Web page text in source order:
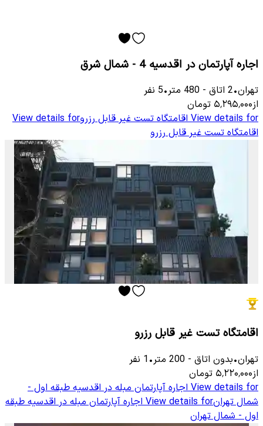
اجاره آپارتمان در اقدسیه 4 - شمال شرق
تهران•
2 اتاق -
480 متر•
5 نفر
از۵٬۲۹۵٬۰۰۰ تومان
View details for اقامتگاه تست غیر قابل رزروView details for
اقامتگاه تست غیر قابل رزرو
اقامتگاه تست غیر قابل رزرو
تهران•بدون اتاق -
200 متر•
1 نفر
از۵٬۲۲۰٬۰۰۰ تومان
View details for اجاره آپارتمان مبله در اقدسیه طبقه اول -
شمال تهرانView details for اجاره آپارتمان مبله در اقدسیه طبقه
اول - شمال تهران